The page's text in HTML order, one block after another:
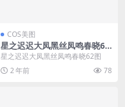
COS美图
星之迟迟大凤黑丝凤鸣春晓62
图
星之迟迟大凤黑丝凤鸣春晓62图
2 年前
78